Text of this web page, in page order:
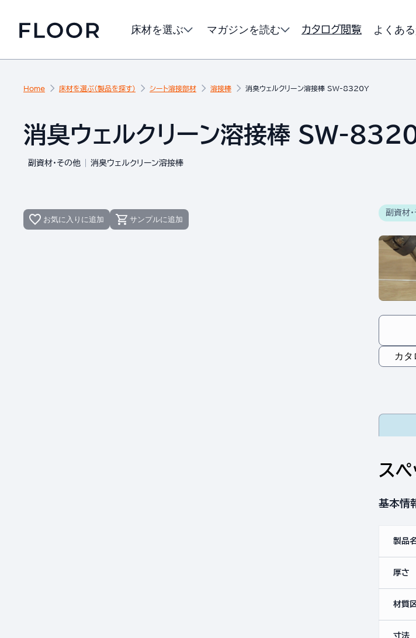
床材を選ぶ マガジンを読む カタログ閲覧 よくあ
Home 床材を選ぶ（製品を探す） シート溶接部材 溶接棒 消臭ウェルクリーン溶接棒 SW-8320Y
消臭ウェルクリーン溶接棒 SW-
副資材・その他 消臭ウェルクリーン溶接棒
お気に入りに追加 サンプルに追加
副資材
カタ
スペ
基本情
製品
厚さ
材質
寸法